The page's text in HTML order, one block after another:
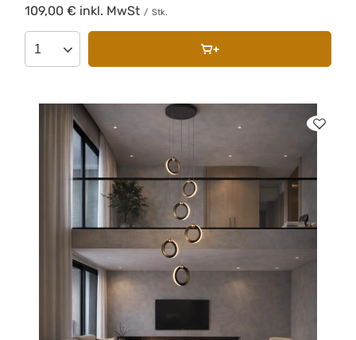
109,00 € inkl. MwSt / Stk.